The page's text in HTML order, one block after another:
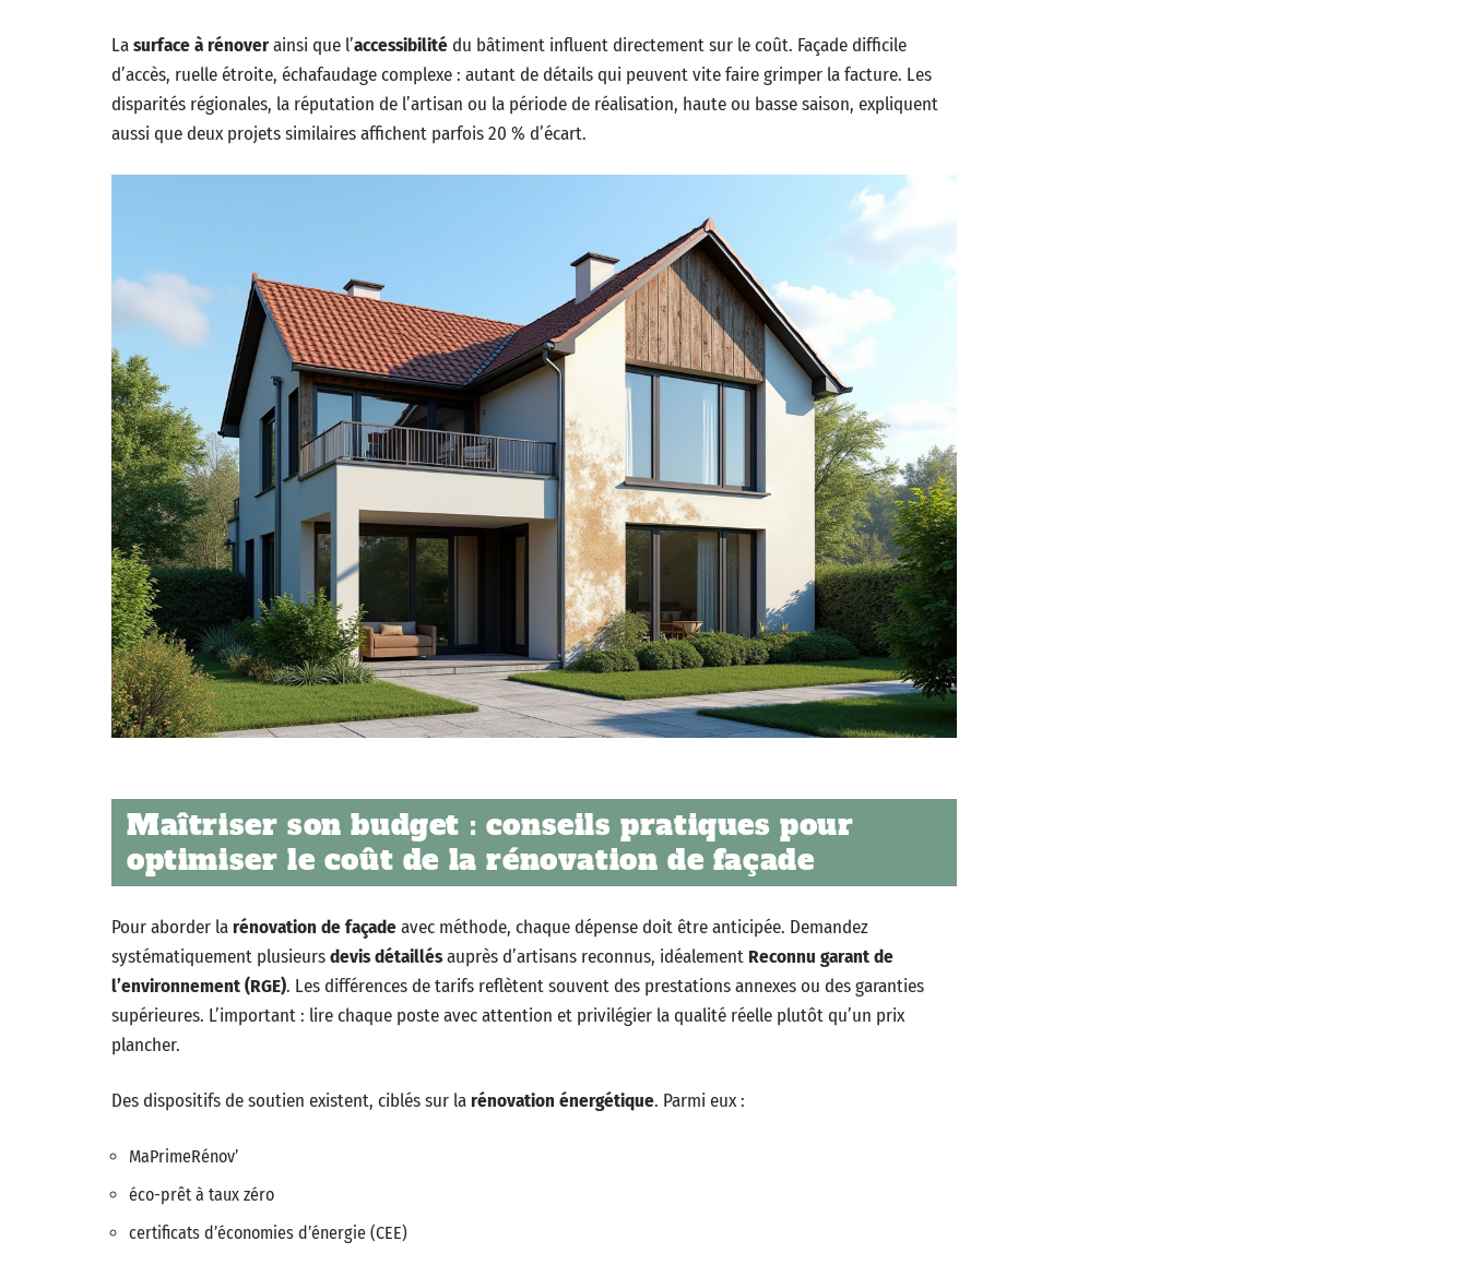
Lasurface à rénoverainsi que l’accessibilitédu bâtiment influent directement sur le coût. Façade difficile
d’accès, ruelle étroite, échafaudage complexe : autant de détails qui peuvent vite faire grimper la facture. Les
disparités régionales, la réputation de l’artisan ou la période de réalisation, haute ou basse saison, expliquent
aussi que deux projets similaires affichent parfois 20 % d’écart.
Maîtriser son budget : conseils pratiques pour
optimiser le coût de la rénovation de façade
Pour aborder larénovation de façadeavec méthode, chaque dépense doit être anticipée. Demandez
systématiquement plusieursdevis détaillésauprès d’artisans reconnus, idéalement Reconnu garant de
l’environnement (RGE). Les différences de tarifs reflètent souvent des prestations annexes ou des garanties
supérieures. L’important : lire chaque poste avec attention et privilégier la qualité réelle plutôt qu’un prix
plancher.
Des dispositifs de soutien existent, ciblés sur larénovation énergétique. Parmi eux :
MaPrimeRénov’
éco-prêt à taux zéro
certificats d’économies d’énergie (CEE)